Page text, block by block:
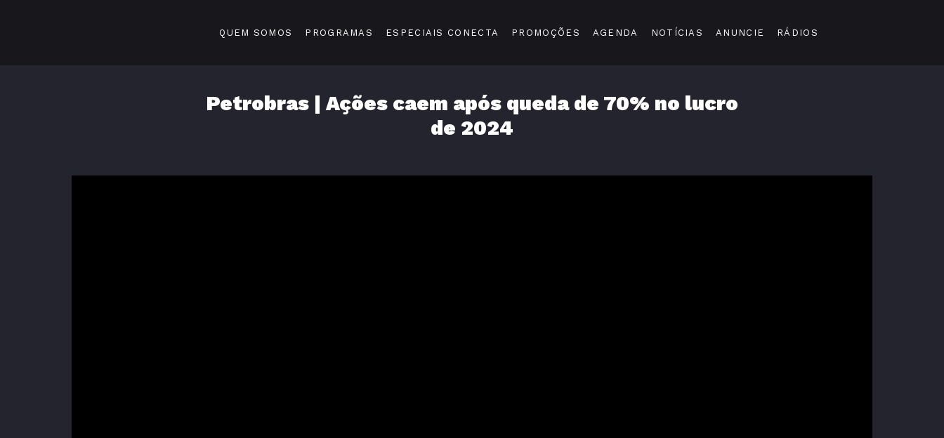
QUEM SOMOS PROGRAMAS ESPECIAIS CONECTA PROMOÇÕES AGENDA NOTÍCIAS ANUNCIE RÁDIOS
Petrobras | Ações caem após queda de 70% no lucro
de 2024